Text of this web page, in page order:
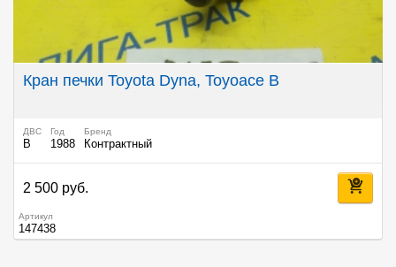
Кран печки Toyota Dyna, Toyoace B
ДВС
B
Год
1988
Бренд
Контрактный
2 500 руб.
Артикул
147438